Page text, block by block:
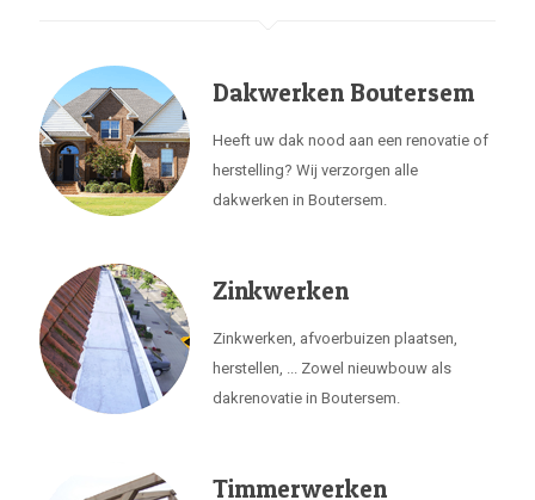
Dakwerken Boutersem
Heeft uw dak nood aan een renovatie of
herstelling? Wij verzorgen alle
dakwerken in Boutersem.
Zinkwerken
Zinkwerken, afvoerbuizen plaatsen,
herstellen, ... Zowel nieuwbouw als
dakrenovatie in Boutersem.
Timmerwerken